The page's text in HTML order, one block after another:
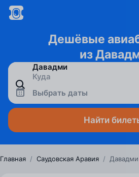
Дешёвые
из
Выбрать даты
Найти
Главная / Саудовская Аравия / Давадми